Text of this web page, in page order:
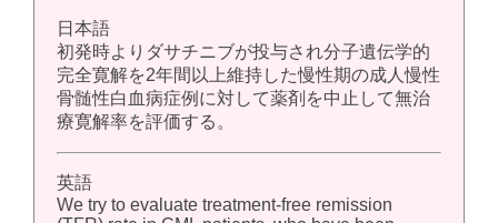
日本語
初発時よりダサチニブが投与され分子遺伝学的
完全寛解を2年間以上維持した慢性期の成人慢性
骨髄性白血病症例に対して薬剤を中止して無治
療寛解率を評価する。
英語
We try to evaluate treatment-free remission